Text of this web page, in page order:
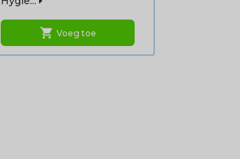
shopping_cart Voeg toe